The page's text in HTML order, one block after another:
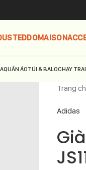
DOMAISON
QUẦN ÁOTÚI & BALOCHẠY
Trang
Adidas